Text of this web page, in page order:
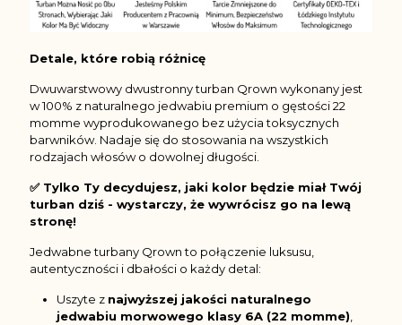
Detale, które robią różnicę
Dwuwarstwowy dwustronny turban Qrown wykonany jest
w 100% z naturalnego jedwabiu premium o gęstości 22
momme wyprodukowanego bez użycia toksycznych
barwników. Nadaje się do stosowania na wszystkich
rodzajach włosów o dowolnej długości.
✅ Tylko Ty decydujesz, jaki kolor będzie miał Twój
turban dziś - wystarczy, że wywrócisz go na lewą
stronę!
Jedwabne turbany Qrown to połączenie luksusu,
autentyczności i dbałości o każdy detal:
Uszyte z najwyższej jakości naturalnego
jedwabiu morwowego klasy 6A (22 momme),